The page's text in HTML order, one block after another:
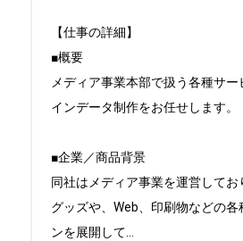
【仕事の詳細】
■概要
メディア事業本部で扱う各種サ
インデータ制作をお任せします。
■企業／商品背景
同社はメディア事業を運営してお
グッズや、Web、印刷物などの各
ンを展開して...